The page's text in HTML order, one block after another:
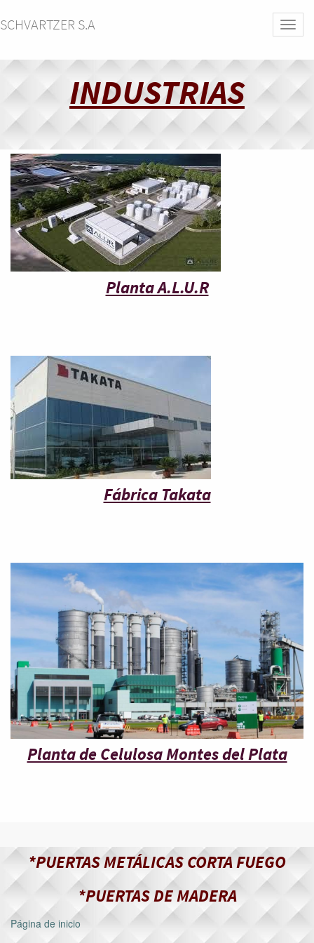
SCHVARTZER S.A
INDUSTRIAS
Planta A.L.U.R
Fábrica Takata
Planta de Celulosa Montes del Plata
*PUERTAS METÁLICAS CORTA FUEGO
*PUERTAS DE MADERA
Página de inicio